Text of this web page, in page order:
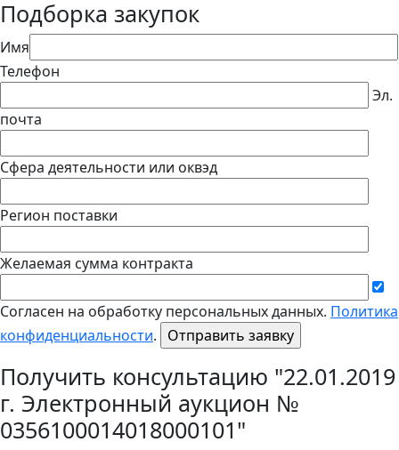
Подборка закупок
Имя
Телефон
Эл.
почта
Сфера деятельности или оквэд
Регион поставки
Желаемая сумма контракта
Согласен на обработку персональных данных. Политика
конфиденциальности.
Получить консультацию "22.01.2019
г. Электронный аукцион №
0356100014018000101"